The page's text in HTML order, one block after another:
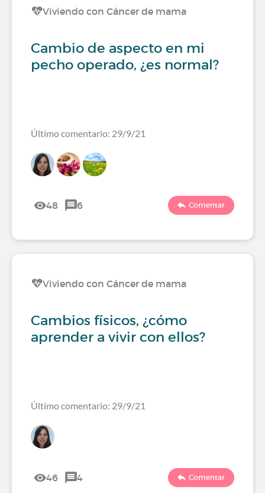
Viviendo con Cáncer de mama
Cambio de aspecto en mi
pecho operado, ¿es normal?
Último comentario: 29/9/21
48 6 Comentar
Viviendo con Cáncer de mama
Cambios físicos, ¿cómo
aprender a vivir con ellos?
Último comentario: 29/9/21
46 4 Comentar